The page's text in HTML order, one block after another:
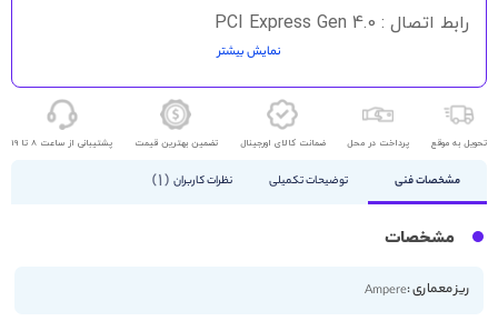
رابط اتصال : PCI Express Gen 4.0
نمایش بیشتر
تحویل به موقع پرداخت در محل ضمانت کالای اورجینال تضمین بهترین قیمت پشتیبانی از ساعت 8 تا 19
مشخصات فنی توضیحات تکمیلی نظرات کاربران 1
مشخصات
ریز معماری :Ampere